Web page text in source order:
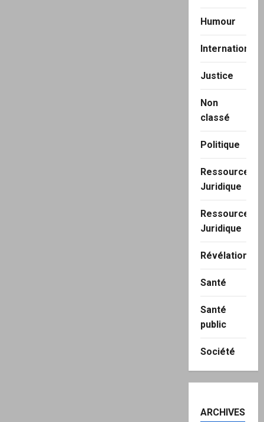
Humour
International
Justice
Non
classé
Politique
Ressource
Juridique
Ressource
Juridique
Révélation
Santé
Santé
public
Société
ARCHIVES